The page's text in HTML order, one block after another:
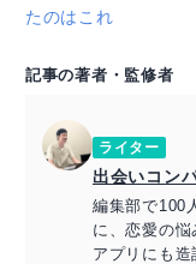
たのはこれ
記事の著者・監修者
ライター
出会いコン
編集部で100
に、恋愛の
アプリにも造